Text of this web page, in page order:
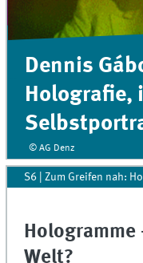
Dennis
Holografie,
© AG Denz
S6 | Zum Greifen nah:
Hologramme
Welt?